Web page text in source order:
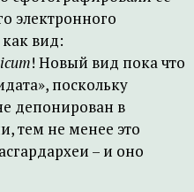
электронного
вид:
! Новый вид пока что
поскольку
депонирован в
тем не менее это
– и оно